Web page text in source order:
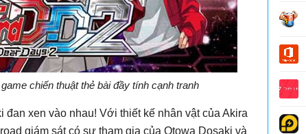
chiến thuật thẻ bài đầy tính cạnh tranh
xen vào nhau! Với thiết kế nhân vật của Akira
giám sát có sự tham gia của Otowa Dosaki và